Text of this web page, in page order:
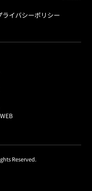
ライバシーポリシー
Reserved.